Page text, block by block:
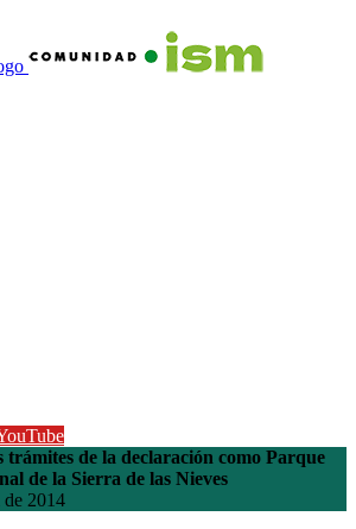
de la declaración como Parque
de la Sierra de las Nieves
2014